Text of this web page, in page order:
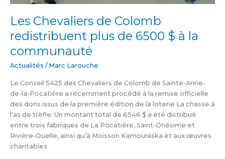
Les Chevaliers de Colomb
redistribuent plus de 6500 $ à la
communauté
Actualités / Marc Larouche
Le Conseil 5425 des Chevaliers de Colomb de Sainte-Anne-
de-la-Pocatière a récemment procédé à la remise officielle
des dons issus de la première édition de la loterie La chasse à
l’as de trèfle. Un montant total de 6546 $ a été distribué
entre trois fabriques de La Pocatière, Saint-Onésime et
Rivière-Ouelle, ainsi qu’à Moisson Kamouraska et aux œuvres
charitables